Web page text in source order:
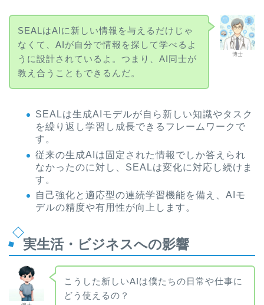
博士
SEALはAIに新しい情報を与えるだけじゃ
なくて、AIが自分で情報を探して学べるよ
うに設計されているよ。つまり、AI同士が
教え合うこともできるんだ。
SEALは生成AIモデルが自ら新しい知識やタスク
を繰り返し学習し成長できるフレームワークで
す。
従来の生成AIは固定された情報でしか答えられ
なかったのに対し、SEALは変化に対応し続けま
す。
自己強化と適応型の連続学習機能を備え、AIモ
デルの精度や有用性が向上します。
実生活・ビジネスへの影響
こうした新しいAIは僕たちの日常や仕事に
どう使えるの？